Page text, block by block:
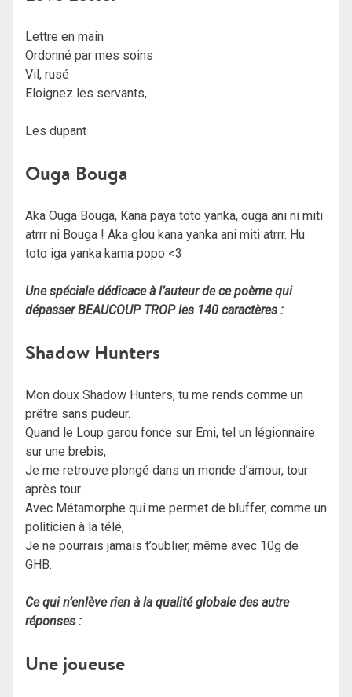
Lettre en main
Ordonné par mes soins
Vil, rusé
Eloignez les servants,
Les dupant
Ouga Bouga
Aka Ouga Bouga, Kana paya toto yanka, ouga ani ni miti
atrrr ni Bouga ! Aka glou kana yanka ani miti atrrr. Hu
toto iga yanka kama popo <3
Une spéciale dédicace à l’auteur de ce poème qui
dépasser BEAUCOUP TROP les 140 caractères :
Shadow Hunters
Mon doux Shadow Hunters, tu me rends comme un
prêtre sans pudeur.
Quand le Loup garou fonce sur Emi, tel un légionnaire
sur une brebis,
Je me retrouve plongé dans un monde d’amour, tour
après tour.
Avec Métamorphe qui me permet de bluffer, comme un
politicien à la télé,
Je ne pourrais jamais t’oublier, même avec 10g de
GHB.
Ce qui n’enlève rien à la qualité globale des autre
réponses :
Une joueuse